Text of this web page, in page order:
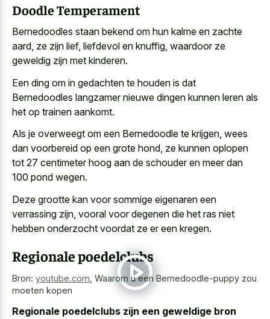
Doodle Temperament
Bernedoodles staan bekend om hun kalme en zachte
aard, ze zijn lief, liefdevol en knuffig, waardoor ze
geweldig zijn met kinderen.
Een ding om in gedachten te houden is dat
Bernedoodles langzamer nieuwe dingen kunnen leren als
het op trainen aankomt.
Als je overweegt om een Bernedoodle te krijgen, wees
dan voorbereid op een grote hond, ze kunnen oplopen
tot 27 centimeter hoog aan de schouder en meer dan
100 pond wegen.
Deze grootte kan voor sommige eigenaren een
verrassing zijn, vooral voor degenen die het ras niet
hebben onderzocht voordat ze er een kregen.
Regionale poedelclubs
Bron: youtube.com Waarom u een Bernedoodle-puppy zou
moeten kopen
Regionale poedelclubs zijn een geweldige bron